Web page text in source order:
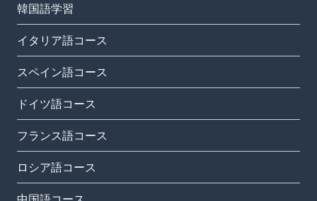
韓国語学習
イタリア語コース
スペイン語コース
ドイツ語コース
フランス語コース
ロシア語コース